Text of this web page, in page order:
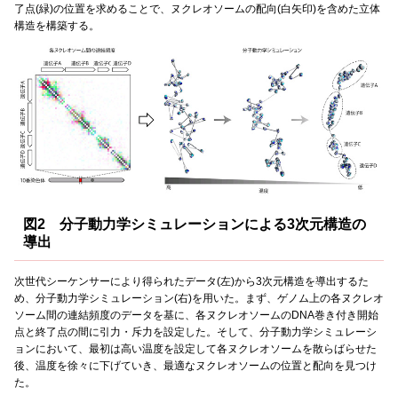
了点(緑)の位置を求めることで、ヌクレオソームの配向(白矢印)を含めた立体
構造を構築する。
図2 分子動力学シミュレーションによる3次元構造の
導出
次世代シーケンサーにより得られたデータ(左)から3次元構造を導出するた
め、分子動力学シミュレーション(右)を用いた。まず、ゲノム上の各ヌクレオ
ソーム間の連結頻度のデータを基に、各ヌクレオソームのDNA巻き付き開始
点と終了点の間に引力・斥力を設定した。そして、分子動力学シミュレーシ
ョンにおいて、最初は高い温度を設定して各ヌクレオソームを散らばらせた
後、温度を徐々に下げていき、最適なヌクレオソームの位置と配向を見つけ
た。